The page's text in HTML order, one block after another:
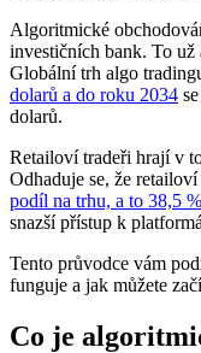
Algoritmické
investičních bank. To už
Globální trh algo
dolarů a do roku 2034
dolarů.
Retailoví tradeři hrají v
Odhaduje se, že
podíl na trhu, a to 38,5 %
snazší přístup k
Tento průvodce vám
funguje a jak můžete
Co je